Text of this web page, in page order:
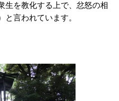
生を教化する上で、忿怒の相
と言われています。